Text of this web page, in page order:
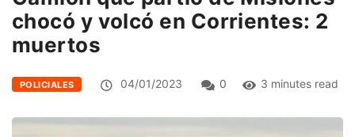
chocó y volcó en Corrientes: 2
muertos
POLICIALES 04/01/2023 0 3 minutes read